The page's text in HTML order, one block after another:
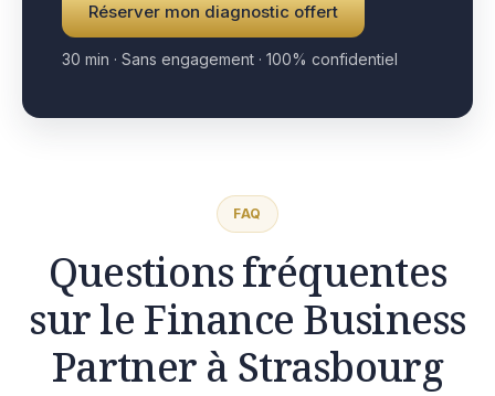
Réserver mon diagnostic offert
30 min · Sans engagement · 100% confidentiel
FAQ
Questions fréquentes
sur le Finance Business
Partner à Strasbourg